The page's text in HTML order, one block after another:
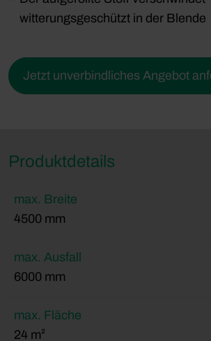
witterungsgeschützt in der Blende
Jetzt unverbindliches Angebot
Produktdetails
max. Breite
4500 mm
max. Ausfall
6000 mm
max. Fläche
24 m²